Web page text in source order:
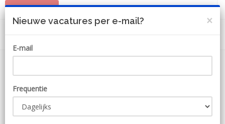
PLAATS JOB MIJN ACCOUNT
×
Nieuwe vacatures per e-mail?
E-mail
Frequentie